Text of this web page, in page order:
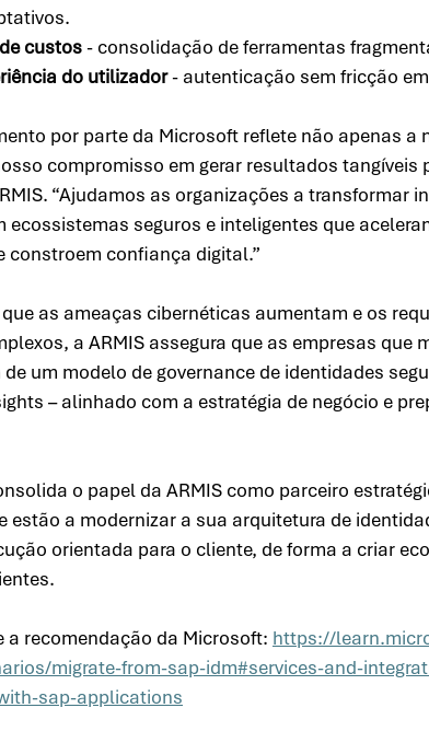
custos - consolidação de ferramentas
do utilizador - autenticação sem fricção
por parte da Microsoft reflete não apenas a
compromisso em gerar resultados tangíveis
“Ajudamos as organizações a transformar
ecossistemas seguros e inteligentes que
constroem confiança digital.”
as ameaças cibernéticas aumentam e os
a ARMIS assegura que as empresas que
um modelo de governance de identidades
– alinhado com a estratégia de negócio e
o papel da ARMIS como parceiro
estão a modernizar a sua arquitetura de
orientada para o cliente, de forma a criar
a recomendação da Microsoft: https://
migrate-from-sap-idm#services-and-
sap-applications